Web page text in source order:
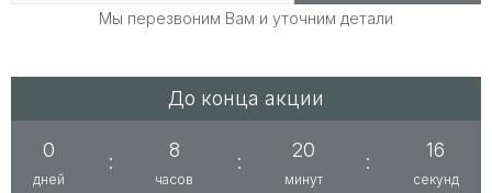
Мы перезвоним Вам и уточним детали
До конца акции
0
дней
:
8
часов
:
20
минут
:
15
секунд